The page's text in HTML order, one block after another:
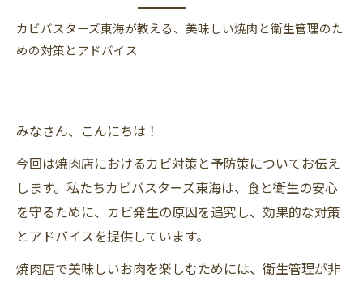
カビバスターズ東海が教える、美味しい焼肉と衛生管理のた
めの対策とアドバイス
みなさん、こんにちは！
今回は焼肉店におけるカビ対策と予防策についてお伝え
します。私たちカビバスターズ東海は、食と衛生の安心
を守るために、カビ発生の原因を追究し、効果的な対策
とアドバイスを提供しています。
焼肉店で美味しいお肉を楽しむためには、衛生管理が非